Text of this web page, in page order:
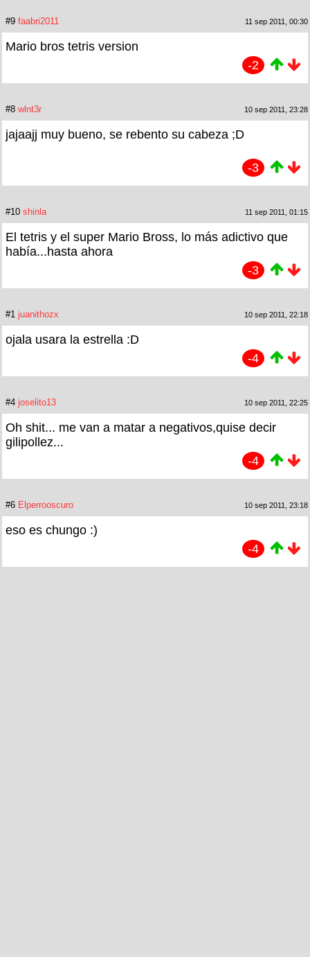
#9 faabri2011 11 sep 2011, 00:30
Mario bros tetris version
-2
#8 wlnt3r 10 sep 2011, 23:28
jajaajj muy bueno, se rebento su cabeza ;D
-3
#10 shinla 11 sep 2011, 01:15
El tetris y el super Mario Bross, lo más adictivo que
había...hasta ahora
-3
#1 juanithozx 10 sep 2011, 22:18
ojala usara la estrella :D
-4
#4 joselito13 10 sep 2011, 22:25
Oh shit... me van a matar a negativos,quise decir
gilipollez...
-4
#6 Elperrooscuro 10 sep 2011, 23:18
eso es chungo :)
-4